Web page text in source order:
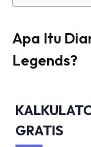
Apa Itu
Legends?
GRATIS